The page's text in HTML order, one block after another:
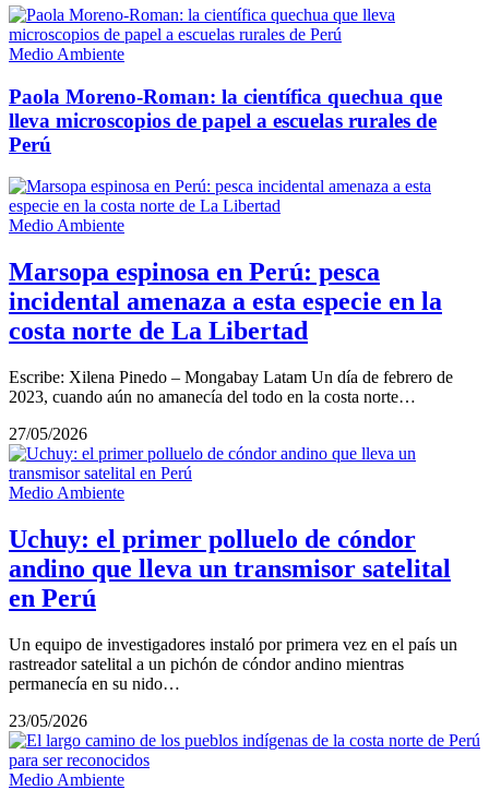
Medio Ambiente
Paola Moreno-Roman: la científica quechua que
lleva microscopios de papel a escuelas rurales de
Perú
Medio Ambiente
Marsopa espinosa en Perú: pesca
incidental amenaza a esta especie en la
costa norte de La Libertad
Escribe: Xilena Pinedo – Mongabay Latam Un día de febrero de
2023, cuando aún no amanecía del todo en la costa norte…
27/05/2026
Medio Ambiente
Uchuy: el primer polluelo de cóndor
andino que lleva un transmisor satelital
en Perú
Un equipo de investigadores instaló por primera vez en el país un
rastreador satelital a un pichón de cóndor andino mientras
permanecía en su nido…
23/05/2026
Medio Ambiente